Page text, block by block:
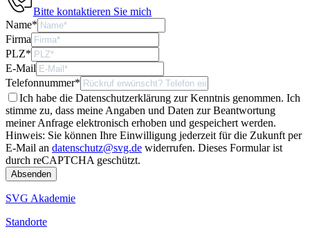
Bitte kontaktieren Sie mich
Name*
Firma
PLZ*
E-Mail
Telefonnummer*
Ich habe die Datenschutzerklärung zur Kenntnis genommen. Ich
stimme zu, dass meine Angaben und Daten zur Beantwortung
meiner Anfrage elektronisch erhoben und gespeichert werden.
Hinweis: Sie können Ihre Einwilligung jederzeit für die Zukunft per
E-Mail an datenschutz@svg.de widerrufen. Dieses Formular ist
durch reCAPTCHA geschützt.
SVG Akademie
Standorte